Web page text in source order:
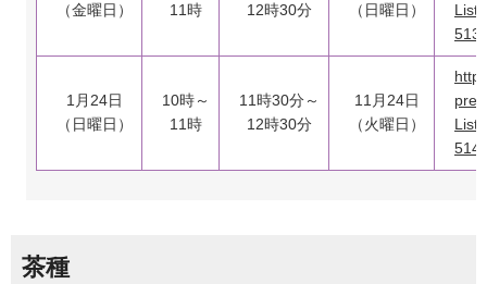
（金曜日）
11時
12時30分
（日曜日）
513
1月24日
（日曜日）
10時～
11時
11時30分～
12時30分
11月24日
（火曜日）
514
茶種